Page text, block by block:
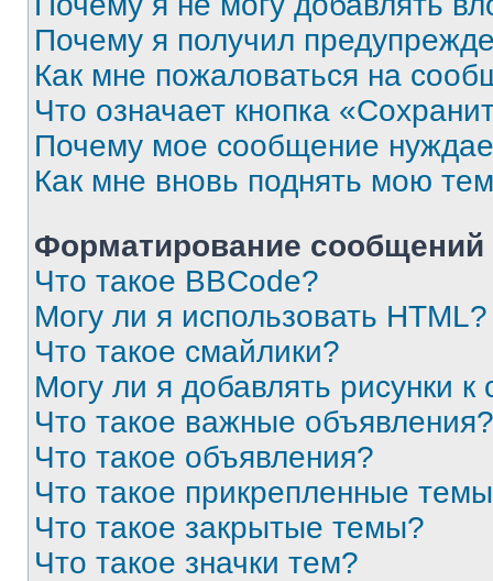
Почему я получил
Как мне пожаловаться на
Что означает кнопка
Почему мое сообщение
Как мне вновь поднять мою
Форматирование
Что такое BBCode?
Могу ли я использовать HTML?
Что такое смайлики?
Могу ли я добавлять рисунки
Что такое важные объявления?
Что такое объявления?
Что такое прикрепленные
Что такое закрытые темы?
Что такое значки тем?